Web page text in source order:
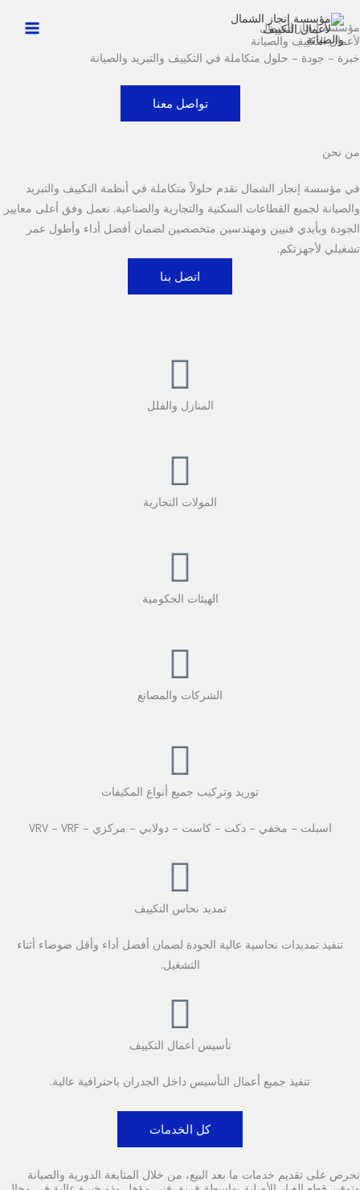
تخطي
إلى
المحتوى
مؤسسة إنجاز الشمال
لأعمال التكييف والصيانة
خبرة – جودة – حلول متكاملة في التكييف والتبريد والصيانة
تواصل معنا
من نحن
في مؤسسة إنجاز الشمال نقدم حلولاً متكاملة في أنظمة التكييف والتبريد
والصيانة لجميع القطاعات السكنية والتجارية والصناعية. نعمل وفق أعلى معايير
الجودة وبأيدي فنيين ومهندسين متخصصين لضمان أفضل أداء وأطول عمر
تشغيلي لأجهزتكم.
اتصل بنا
المنازل والفلل
المولات التجارية
الهيئات الحكومية
الشركات والمصانع
توريد وتركيب جميع أنواع المكيفات
اسبلت – مخفي – دكت – كاست – دولابي – مركزي – VRV – VRF
تمديد نحاس التكييف
تنفيذ تمديدات نحاسية عالية الجودة لضمان أفضل أداء وأقل ضوضاء أثناء
التشغيل.
تأسيس أعمال التكييف
تنفيذ جميع أعمال التأسيس داخل الجدران باحترافية عالية.
كل الخدمات
نحرص على تقديم خدمات ما بعد البيع، من خلال المتابعة الدورية والصيانة